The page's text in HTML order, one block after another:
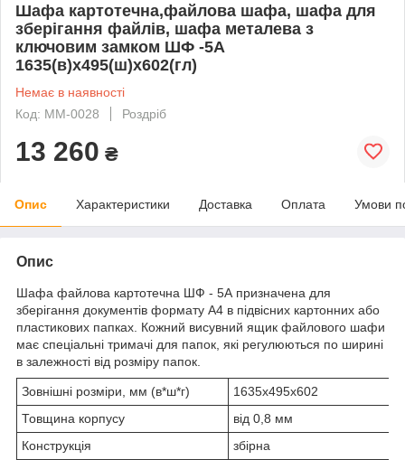
Шафа картотечна,файлова шафа, шафа для
зберігання файлів, шафа металева з
ключовим замком ШФ -5А
1635(в)х495(ш)х602(гл)
Немає в наявності
Код: ММ-0028
Роздріб
13 260 ₴
Опис Характеристики Доставка Оплата Умови
Опис
Шафа файлова картотечна ШФ - 5А призначена для
зберігання документів формату А4 в підвісних картонних або
пластикових папках. Кожний висувний ящик файлового шафи
має спеціальні тримачі для папок, які регулюються по ширині
в залежності від розміру папок.
Зовнішні розміри, мм (в*ш*г)
1635х495х602
Товщина корпусу
від 0,8 мм
Конструкція
збірна